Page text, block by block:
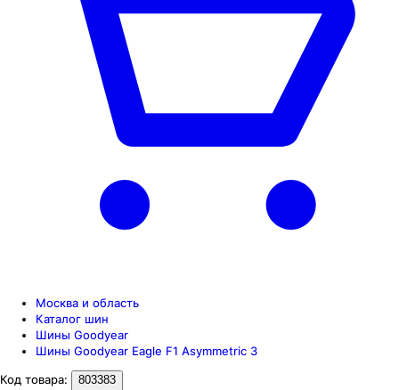
Москва и область
Каталог шин
Шины Goodyear
Шины Goodyear Eagle F1 Asymmetric 3
Код товара:
803383